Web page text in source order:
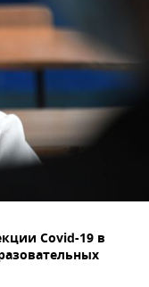
Covid-19 в